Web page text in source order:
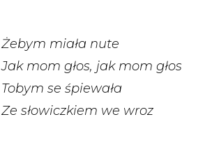
Żebym miała nute
Jak mom głos, jak mom głos
Tobym se śpiewała
Ze słowiczkiem we wroz